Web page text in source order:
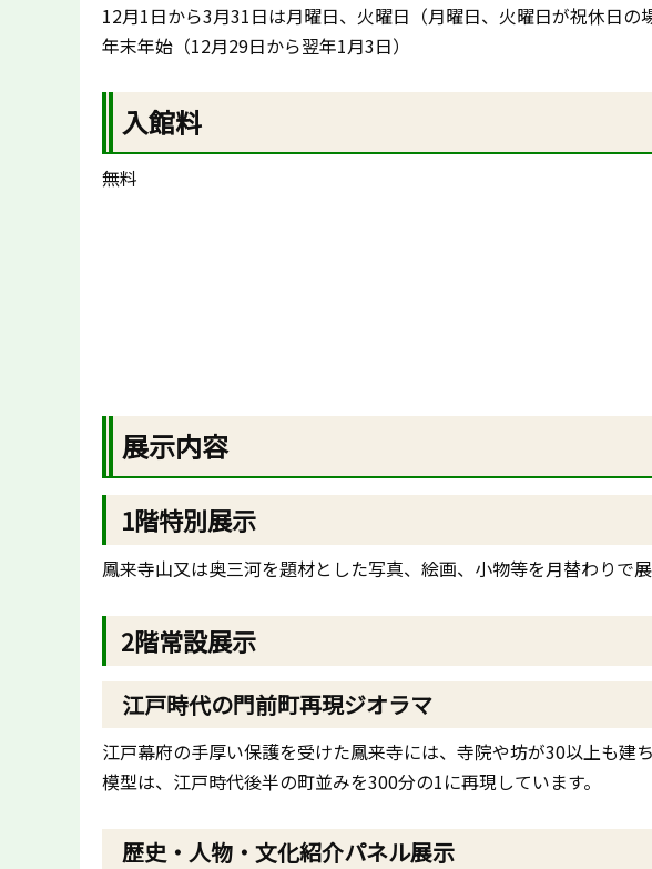
12月1日から3月31日は月曜日、火曜日（月曜日、火曜日が祝休日の
年末年始（12月29日から翌年1月3日）
入館料
無料
展示内容
1階特別展示
鳳来寺山又は奥三河を題材とした写真、絵画、小物等を月替わりで展
2階常設展示
江戸時代の門前町再現ジオラマ
江戸幕府の手厚い保護を受けた鳳来寺には、寺院や坊が30以上も建
模型は、江戸時代後半の町並みを300分の1に再現しています。
歴史・人物・文化紹介パネル展示